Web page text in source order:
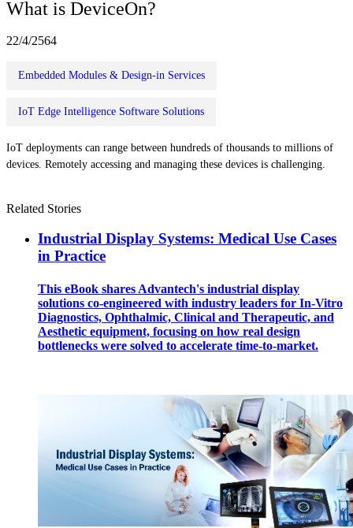
What is DeviceOn?
22/4/2564
Embedded Modules & Design-in Services
IoT Edge Intelligence Software Solutions
IoT deployments can range between hundreds of thousands to millions of
devices. Remotely accessing and managing these devices is challenging.
Related Stories
Industrial Display Systems: Medical Use Cases
in Practice
This eBook shares Advantech's industrial display
solutions co-engineered with industry leaders for In-Vitro
Diagnostics, Ophthalmic, Clinical and Therapeutic, and
Aesthetic equipment, focusing on how real design
bottlenecks were solved to accelerate time-to-market.